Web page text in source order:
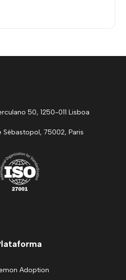
50, 1250-011 Lisboa
75002, Paris
Adoption